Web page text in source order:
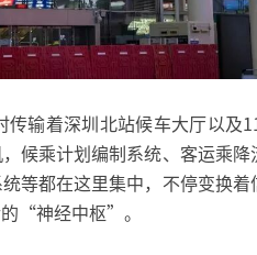
输着深圳北站候车大厅以及
候乘计划编制系统、客运乘
等都在这里集中，不停变换
“神经中枢”。